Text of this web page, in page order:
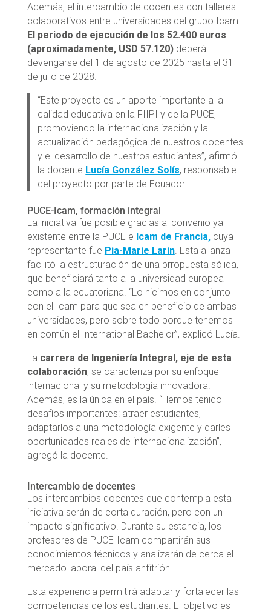
Además, el intercambio de docentes con talleres
colaborativos entre universidades del grupo Icam.
El periodo de ejecución de los 52.400 euros
(aproximadamente, USD 57.120) deberá
devengarse del 1 de agosto de 2025 hasta el 31
de julio de 2028.
“Este proyecto es un aporte importante a la
calidad educativa en la FIIPI y de la PUCE,
promoviendo la internacionalización y la
actualización pedagógica de nuestros docentes
y el desarrollo de nuestros estudiantes”, afirmó
la docente Lucía González Solís, responsable
del proyecto por parte de Ecuador.
PUCE-Icam, formación integral
La iniciativa fue posible gracias al convenio ya
existente entre la PUCE e Icam de Francia,cuya
representante fue Pia-Marie Larin. Esta alianza
facilitó la estructuración de una prropuesta sólida,
que beneficiará tanto a la universidad europea
como a la ecuatoriana. “Lo hicimos en conjunto
con el Icam para que sea en beneficio de ambas
universidades, pero sobre todo porque tenemos
en común el International Bachelor”, explicó Lucía.
La carrera de Ingeniería Integral, eje de esta
colaboración, se caracteriza por su enfoque
internacional y su metodología innovadora.
Además, es la única en el país. “Hemos tenido
desafíos importantes: atraer estudiantes,
adaptarlos a una metodología exigente y darles
oportunidades reales de internacionalización”,
agregó la docente.
Intercambio de docentes
Los intercambios docentes que contempla esta
iniciativa serán de corta duración, pero con un
impacto significativo. Durante su estancia, los
profesores de PUCE-Icam compartirán sus
conocimientos técnicos y analizarán de cerca el
mercado laboral del país anfitrión.
Esta experiencia permitirá adaptar y fortalecer las
competencias de los estudiantes. El objetivo es